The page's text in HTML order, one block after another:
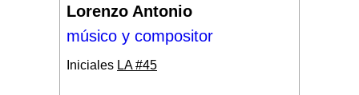
Lorenzo Antonio
músico y compositor
Iniciales LA #45